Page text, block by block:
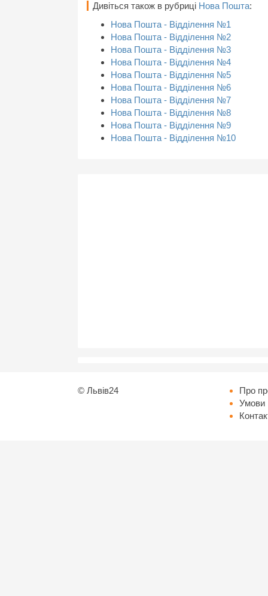
Дивіться також в рубриці Нова Пошта:
Нова Пошта - Відділення №1
Нова Пошта - Відділення №2
Нова Пошта - Відділення №3
Нова Пошта - Відділення №4
Нова Пошта - Відділення №5
Нова Пошта - Відділення №6
Нова Пошта - Відділення №7
Нова Пошта - Відділення №8
Нова Пошта - Відділення №9
Нова Пошта - Відділення №10
© Львів24
Про
Умови